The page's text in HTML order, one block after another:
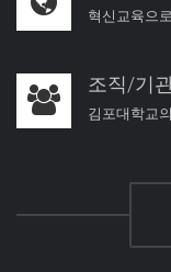
혁신교육으
조직/기
김포대학교